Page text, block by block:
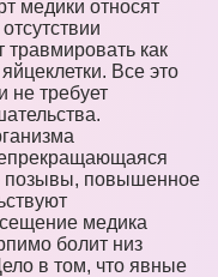
медики относят
как
Все это
не требует
позывы, повышенное
медика
болит низ
в том, что явные